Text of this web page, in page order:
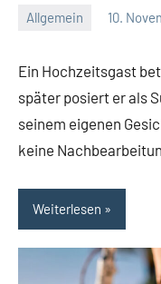
Allgemein 10.
Redaktion
Keine
Ein Hochzeitsgast
später posiert er als
seinem eigenen
keine
Weiterlesen